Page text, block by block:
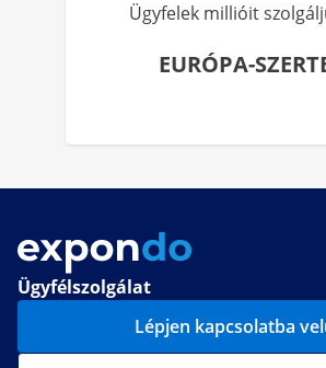
Ügyfelek millióit
EURÓPA-
Ügyfélszolgálat
Lépjen kapcsolatba